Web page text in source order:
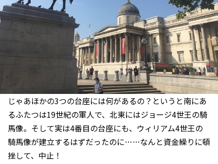
じゃあほかの3つの台座には何があるの？というと南にあ
るふたつは19世紀の軍人で、北東にはジョージ4世王の騎
馬像。そして実は4番目の台座にも、ウィリアム4世王の
騎馬像が建立するはずだったのに……なんと資金繰りに頓
挫して、中止！